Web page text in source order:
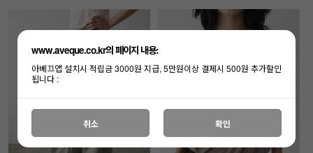
www.aveque.co.kr의 페이지 내용:
아베끄앱 설치시 적립금 3000원 지급, 5만원이상 결제시 500원 추가할인
됩니다 :
취소 확인